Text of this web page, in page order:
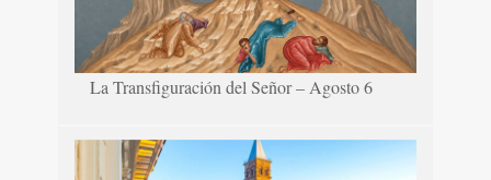
La Transfiguración del Señor – Agosto 6